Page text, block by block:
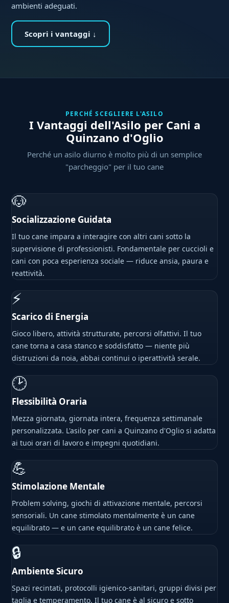
ambienti adeguati.
Scopri i vantaggi ↓
PERCHÉ SCEGLIERE L'ASILO
I Vantaggi dell'Asilo per Cani a
Quinzano d'Oglio
Perché un asilo diurno è molto più di un semplice
"parcheggio" per il tuo cane
🐶
Socializzazione Guidata
Il tuo cane impara a interagire con altri cani sotto la
supervisione di professionisti. Fondamentale per cuccioli e
cani con poca esperienza sociale — riduce ansia, paura e
reattività.
⚡
Scarico di Energia
Gioco libero, attività strutturate, percorsi olfattivi. Il tuo
cane torna a casa stanco e soddisfatto — niente più
distruzioni da noia, abbai continui o iperattività serale.
🕑
Flessibilità Oraria
Mezza giornata, giornata intera, frequenza settimanale
personalizzata. L'asilo per cani a Quinzano d'Oglio si adatta
ai tuoi orari di lavoro e impegni quotidiani.
💪
Stimolazione Mentale
Problem solving, giochi di attivazione mentale, percorsi
sensoriali. Un cane stimolato mentalmente è un cane
equilibrato — e un cane equilibrato è un cane felice.
🔒
Ambiente Sicuro
Spazi recintati, protocolli igienico-sanitari, gruppi divisi per
taglia e temperamento. Il tuo cane è al sicuro e sotto